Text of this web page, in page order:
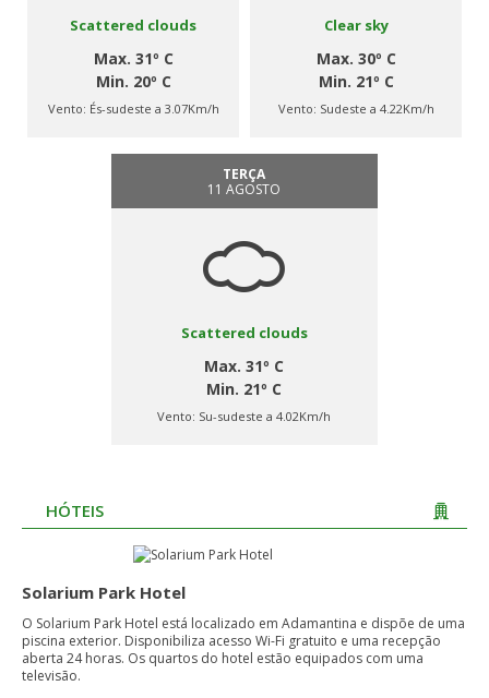
Scattered clouds
Max. 31º C
Min. 20º C
Vento: És-sudeste a 3.07Km/h
Clear sky
Max. 30º C
Min. 21º C
Vento: Sudeste a 4.22Km/h
TERÇA
11 AGOSTO
Scattered clouds
Max. 31º C
Min. 21º C
Vento: Su-sudeste a 4.02Km/h
HÓTEIS
Solarium Park Hotel
O Solarium Park Hotel está localizado em Adamantina e dispõe de uma
piscina exterior. Disponibiliza acesso Wi-Fi gratuito e uma recepção
aberta 24 horas. Os quartos do hotel estão equipados com uma
televisão.